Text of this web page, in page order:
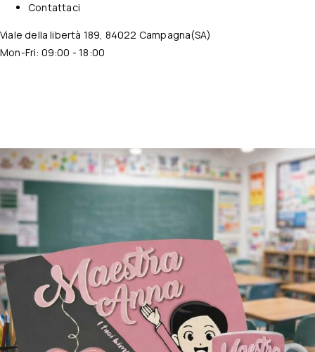
Contattaci
Viale della libertà 189, 84022 Campagna(SA)
Mon-Fri: 09:00 - 18:00